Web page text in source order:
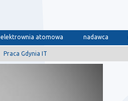
elektrownia atomowa nadawca
Praca Gdynia IT